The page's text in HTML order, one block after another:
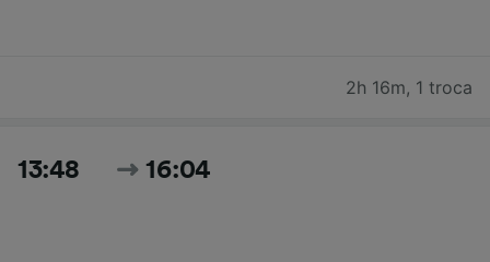
2h 16m, 1 troca
13:48 16:04